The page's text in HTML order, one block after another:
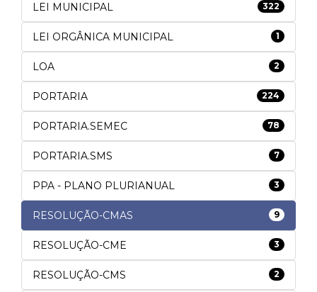
LEI MUNICIPAL 322
LEI ORGÂNICA MUNICIPAL 1
LOA 2
PORTARIA 224
PORTARIA.SEMEC 78
PORTARIA.SMS 7
PPA - PLANO PLURIANUAL 3
RESOLUÇÃO-CMAS 9
RESOLUÇÃO-CME 3
RESOLUÇÃO-CMS 2